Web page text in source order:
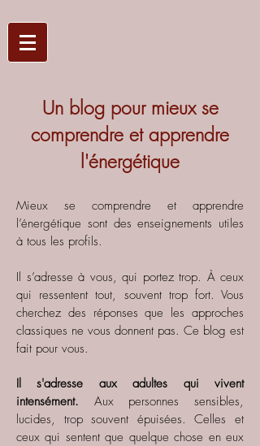
Un blog pour mieux se
comprendre et apprendre
l'énergétique
Mieux se comprendre et apprendre
l’énergétique sont des enseignements utiles
à tous les profils.
Il s’adresse à vous, qui portez trop. À ceux
qui ressentent tout, souvent trop fort. Vous
cherchez des réponses que les approches
classiques ne vous donnent pas. Ce blog est
fait pour vous.
Il s'adresse aux adultes qui vivent
intensément. Aux personnes sensibles,
lucides, trop souvent épuisées. Celles et
ceux qui sentent que quelque chose en eux